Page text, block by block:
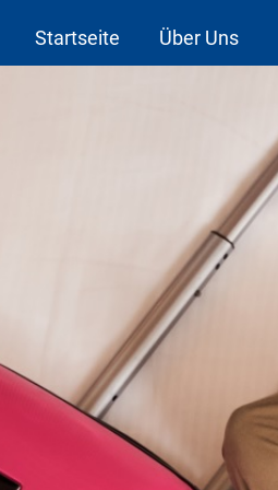
Startseite Über Uns